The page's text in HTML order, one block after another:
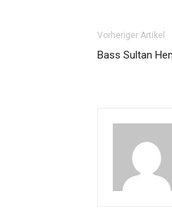
Vorheriger Artikel
Bass Sultan